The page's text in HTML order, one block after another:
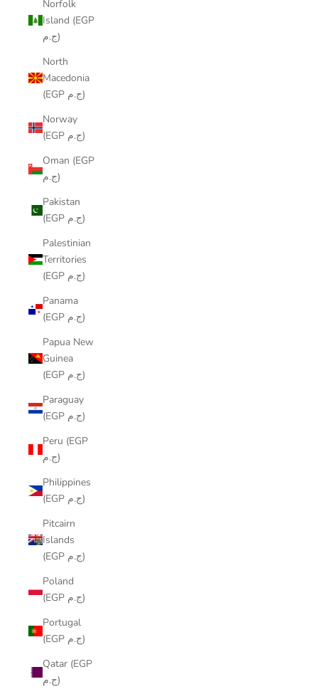
Norfolk
Island (EGP
ج.م)
North
Macedonia
(EGP ج.م)
Norway
(EGP ج.م)
Oman (EGP
ج.م)
Pakistan
(EGP ج.م)
Palestinian
Territories
(EGP ج.م)
Panama
(EGP ج.م)
Papua New
Guinea
(EGP ج.م)
Paraguay
(EGP ج.م)
Peru (EGP
ج.م)
Philippines
(EGP ج.م)
Pitcairn
Islands
(EGP ج.م)
Poland
(EGP ج.م)
Portugal
(EGP ج.م)
Qatar (EGP
ج.م)